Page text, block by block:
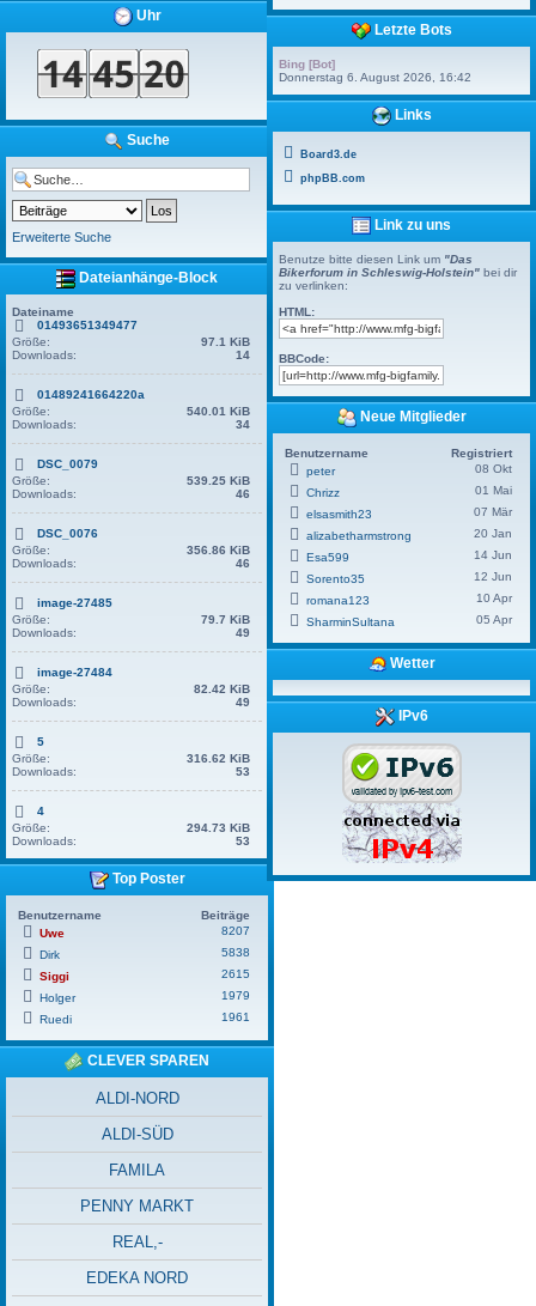
Uhr
Suche
Erweiterte Suche
Dateianhänge-Block
Dateiname
01493651349477
Größe:
97.1 KiB
Downloads:
14
01489241664220a
Größe:
540.01 KiB
Downloads:
34
DSC_0079
Größe:
539.25 KiB
Downloads:
46
DSC_0076
Größe:
356.86 KiB
Downloads:
46
image-27485
Größe:
79.7 KiB
Downloads:
49
image-27484
Größe:
82.42 KiB
Downloads:
49
5
Größe:
316.62 KiB
Downloads:
53
4
Größe:
294.73 KiB
Downloads:
53
Top Poster
Benutzername
Beiträge
Uwe
8207
Dirk
5838
Siggi
2615
Holger
1979
Ruedi
1961
CLEVER SPAREN
ALDI-NORD
ALDI-SÜD
FAMILA
PENNY MARKT
REAL,-
EDEKA NORD
Letzte Bots
Bing [Bot]
Donnerstag 6. August 2026, 16:42
Links
Board3.de
phpBB.com
Link zu uns
Benutze bitte diesen Link um "Das
Bikerforum in Schleswig-Holstein" bei dir
zu verlinken:
HTML:
BBCode:
Neue Mitglieder
Benutzername
Registriert
peter
08 Okt
Chrizz
01 Mai
elsasmith23
07 Mär
alizabetharmstrong
20 Jan
Esa599
14 Jun
Sorento35
12 Jun
romana123
10 Apr
SharminSultana
05 Apr
Wetter
IPv6